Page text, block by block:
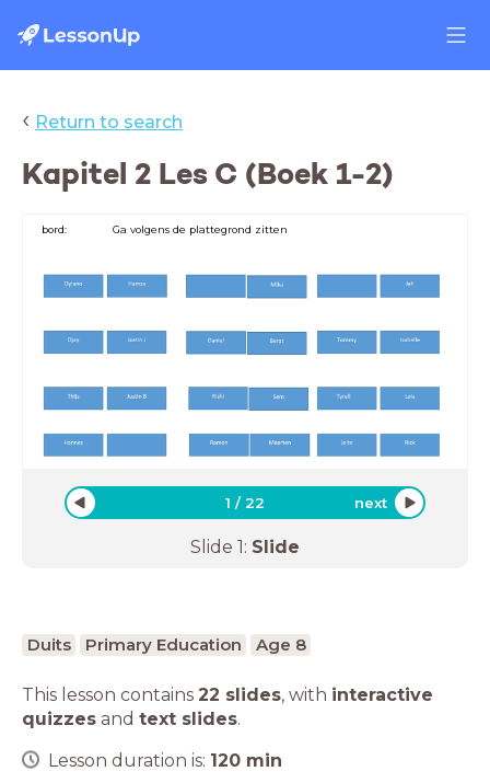
‹ Return to search
Kapitel 2 Les C (Boek 1-2)
bord: Ga volgens de plattegrond zitten
1 /22 next
Slide 1: Slide
Duits Primary Education Age 8
This lesson contains 22 slides, with interactive
quizzes and text slides.
Lesson duration is: 120 min